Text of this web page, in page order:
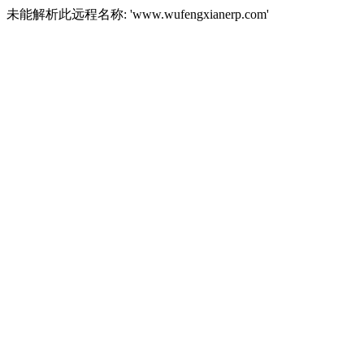
未能解析此远程名称: 'www.wufengxianerp.com'